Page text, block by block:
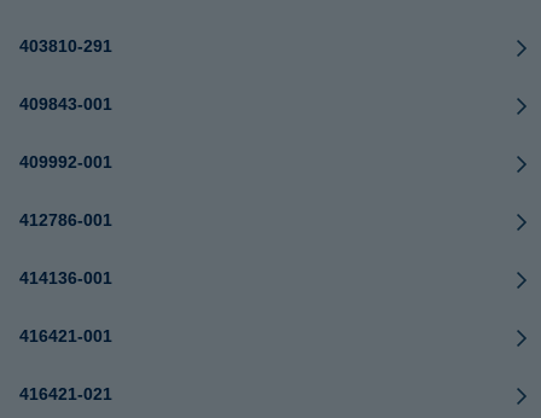
403810-291
409843-001
409992-001
412786-001
414136-001
416421-001
416421-021